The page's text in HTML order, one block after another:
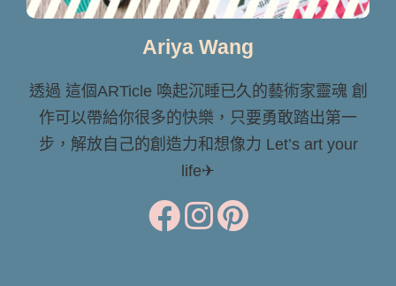
Ariya Wang
透過 這個ARTicle 喚起沉睡已久的藝術家靈魂 創
作可以帶給你很多的快樂，只要勇敢踏出第一
步，解放自己的創造力和想像力 Let’s art your
life✈